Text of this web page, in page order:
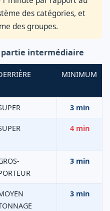
des catégories, et
des groupes.
partie intermédiaire
MINIMUM
3 min
4 min
3 min
3 min